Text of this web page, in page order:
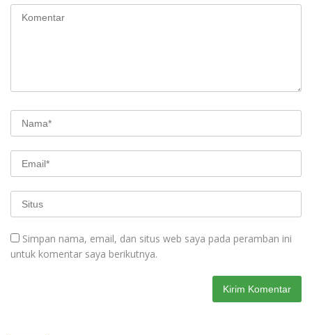
Simpan nama, email, dan situs web saya pada peramban ini
untuk komentar saya berikutnya.